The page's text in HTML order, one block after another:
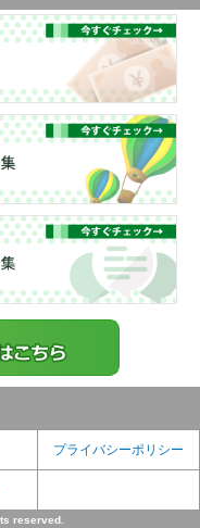
プライバシーポリシー
reserved.